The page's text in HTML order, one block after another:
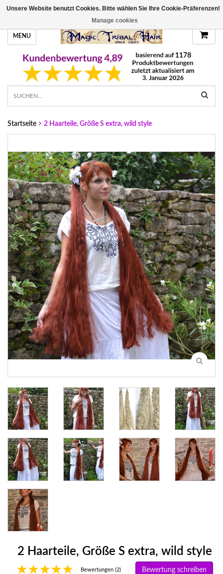
HANDGEFERTIGTE HAARTEILE, DEINE FARBE
MENU
Startseite 2 Haarteile, Größe S extra, wild style
2 Haarteile, Größe S extra, wild style
Bewertungen (2) Bewertung schreiben
Unsere Website benutzt Cookies. Bitte wählen Sie Ihre Cookie-Präferenzen!
Manage cookies